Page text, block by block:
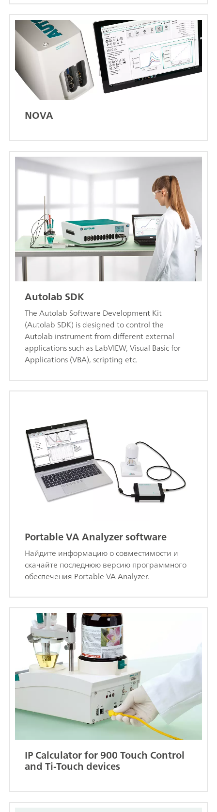
NOVA
Autolab SDK
The Autolab Software Development Kit
(Autolab SDK) is designed to control the
Autolab instrument from different external
applications such as LabVIEW, Visual Basic for
Applications (VBA), scripting etc.
Portable VA Analyzer software
Найдите информацию о совместимости и
скачайте последнюю версию программного
обеспечения Portable VA Analyzer.
IP Calculator for 900 Touch Control
and Ti-Touch devices